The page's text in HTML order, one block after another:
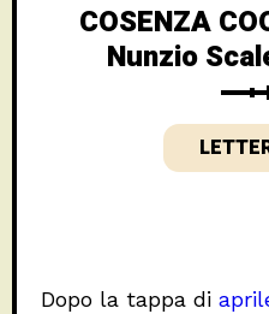
COSENZA
Nunzio
Dopo la tappa di